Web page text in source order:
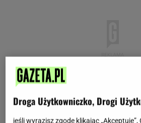
Droga Użytkowniczko, Drogi
jeśli wyrazisz zgodę klikając